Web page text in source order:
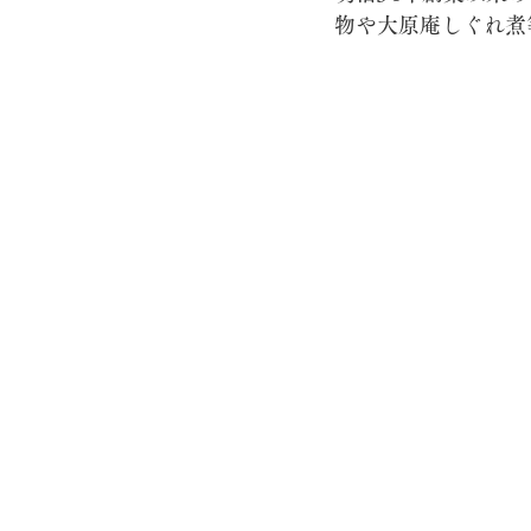
物や大原庵しぐれ煮